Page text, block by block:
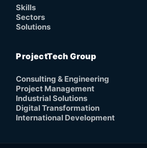
Skills
Sectors
Solutions
ProjectTech Group
Consulting & Engineering
Project Management
Industrial Solutions
Digital Transformation
International Development